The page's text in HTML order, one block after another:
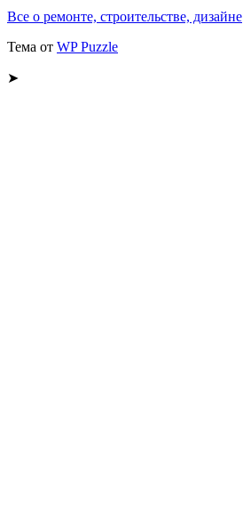
Все о ремонте, строительстве, дизайне
Тема от WP Puzzle
➤